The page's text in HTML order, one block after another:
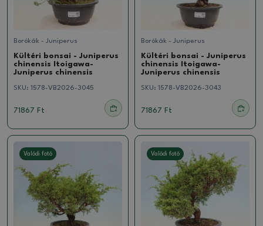
Borókák - Juniperus
Kültéri bonsai - Juniperus
chinensis Itoigawa-
Juniperus chinensis
SKU: 1578-VB2026-3045
71867 Ft
Borókák - Juniperus
Kültéri bonsai - Juniperus
chinensis Itoigawa-
Juniperus chinensis
SKU: 1578-VB2026-3043
71867 Ft
Valódi fotó Valódi fotó